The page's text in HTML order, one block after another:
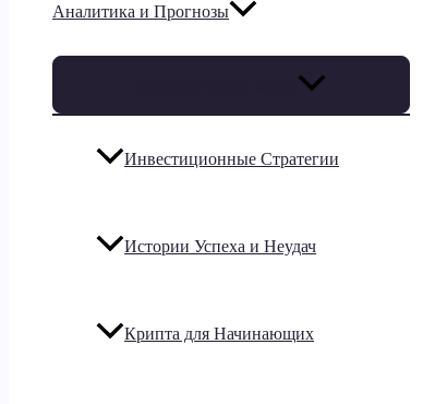
Аналитика и Прогнозы
Инвестиционные Стратегии
Истории Успеха и Неудач
Крипта для Начинающих